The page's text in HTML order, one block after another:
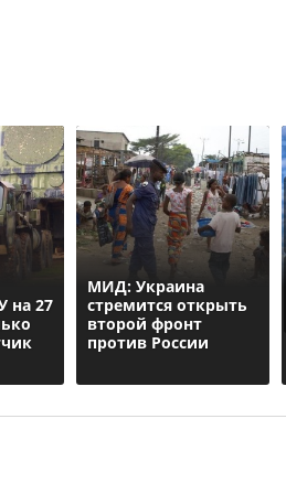
на 27
МИД: Украина
стремится открыть
второй фронт
против России